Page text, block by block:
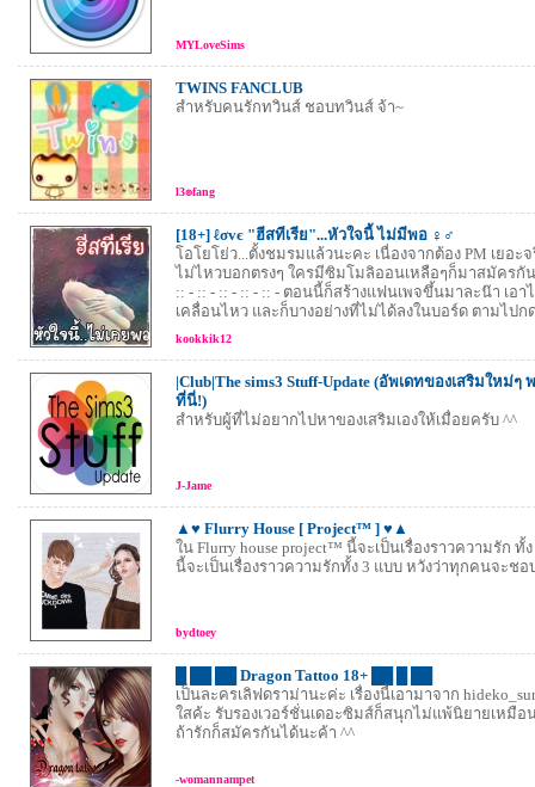
MYLoveSims
TWINS FANCLUB
สำหรับคนรักทวินส์ ชอบทวินส์ จ้า~
l3๏fang
[18+] ℓσvє "ฮีสทีเรีย"...หัวใจนี้ ไม่มีพอ ♀♂
โอโยโย่ว...ตั้งชมรมแล้วนะคะ เนื่องจากต้อง PM เยอะ
ไม่ไหวบอกตรงๆ ใครมีซิมโมลิออนเหลือๆก็มาสมัครกัน
:: - :: - :: - :: - :: - ตอนนี้ก็สร้างแฟนเพจขึ้นมาละน๊า เอา
เคลื่อนไหว และก็บางอย่างที่ไม่ได้ลงในบอร์ด ตามไปก
kookkik12
|Club|The sims3 Stuff-Update (อัพเดทของเสริมใหม่
ที่นี่!)
สำหรับผู้ที่ไม่อยากไปหาของเสริมเองให้เมื่อยครับ ^^
J-Jame
▲♥ Flurry House [ Project™ ] ♥▲
ใน Flurry house project™ นี้จะเป็นเรื่องราวความรัก ทั้ง
นี้จะเป็นเรื่องราวความรักทั้ง 3 แบบ หวังว่าทุกคนจะชอ
bydtoey
█ ██ ██ Dragon Tattoo 18+ ██ █ ██
เป็นละครเลิฟดราม่านะค่ะ เรื่องนี้เอามาจาก
ใสค้ะ รับรองเวอร์ชั่นเดอะซิมส์ก็สนุกไม่แพ้นิยายเหมื
ถ้ารักก็สมัครกันได้นะค้า ^^
-womannampet